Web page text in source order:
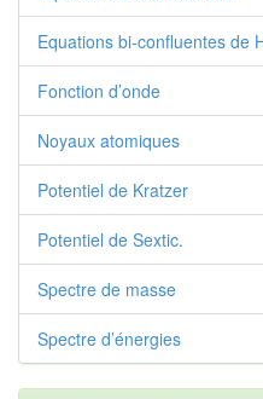
Equations bi-confluentes de
Fonction d’onde
Noyaux atomiques
Potentiel de Kratzer
Potentiel de Sextic.
Spectre de masse
Spectre d’énergies